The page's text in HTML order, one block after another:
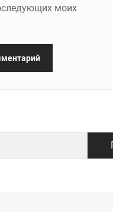
моих